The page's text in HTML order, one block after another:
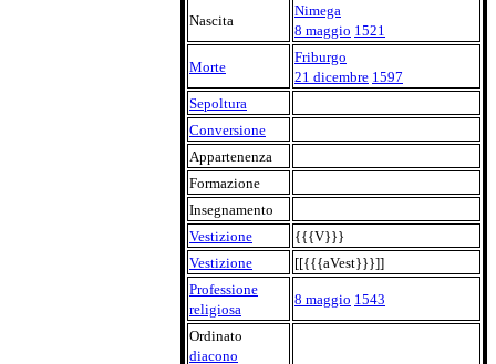
Nascita
Nimega
8 maggio 1521
Morte
Friburgo
21 dicembre 1597
Sepoltura
Conversione
Appartenenza
Formazione
Insegnamento
Vestizione
{{{V}}}
Vestizione
[[{{{aVest}}}]]
Professione
religiosa
8 maggio 1543
Ordinato
diacono